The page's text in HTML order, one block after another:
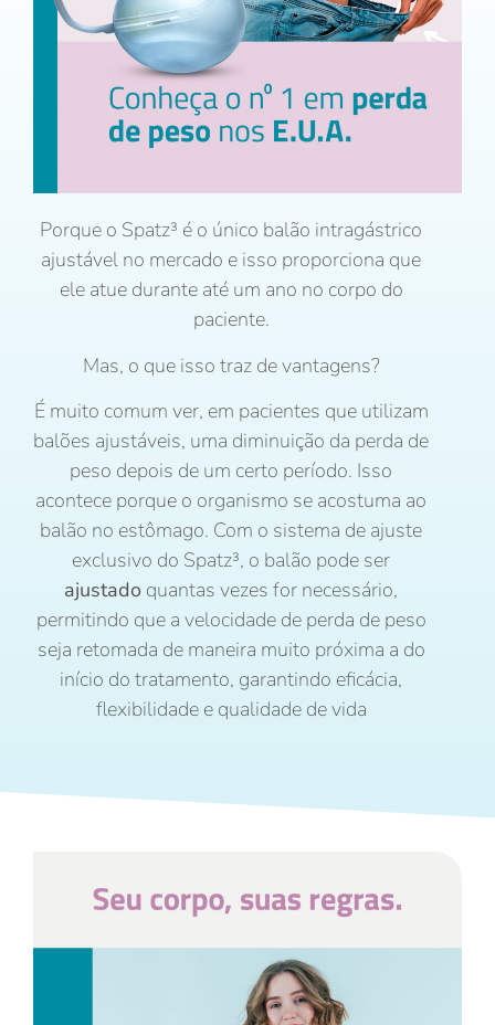
Porque o Spatz³ é o único balão intragástrico
ajustável no mercado e isso proporciona que
ele atue durante até um ano no corpo do
paciente.
Mas, o que isso traz de vantagens?
É muito comum ver, em pacientes que utilizam
balões ajustáveis, uma diminuição da perda de
peso depois de um certo período. Isso
acontece porque o organismo se acostuma ao
balão no estômago. Com o sistema de ajuste
exclusivo do Spatz³, o balão pode ser
ajustado quantas vezes for necessário,
permitindo que a velocidade de perda de peso
seja retomada de maneira muito próxima a do
início do tratamento, garantindo eficácia,
flexibilidade e qualidade de vida